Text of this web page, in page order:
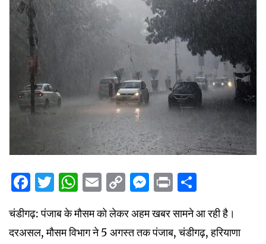
Facebook
Twitter
WhatsApp
Email
CopyMessenger
Print
चंडीगढ़: पंजाब के मौसम को लेकर अहम खबर सामने आ रही है।
दरअसल, मौसम विभाग ने 5 अगस्त तक पंजाब, चंडीगढ़, हरियाणा